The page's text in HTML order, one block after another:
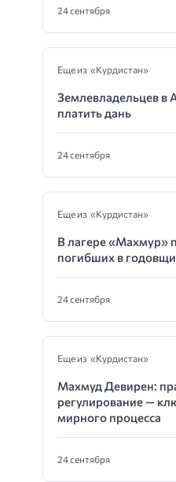
24 сентября
Еще из «Курдистан»
Землевладельцев
платить дань
24 сентября
Еще из «Курдистан»
В лагере «Махмур»
погибших в
24 сентября
Еще из «Курдистан»
Махмуд Девирен:
регулирование —
мирного процесса
24 сентября